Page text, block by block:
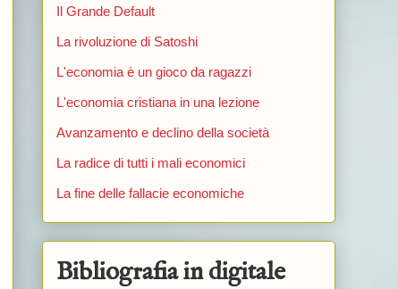
Il Grande Default
La rivoluzione di Satoshi
L'economia è un gioco da ragazzi
L'economia cristiana in una lezione
Avanzamento e declino della società
La radice di tutti i mali economici
La fine delle fallacie economiche
Bibliografia in digitale